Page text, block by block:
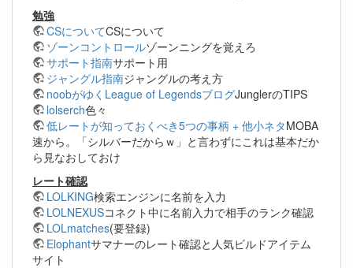
勉強
CSについてCSについて
ゾーンコントロールゾーンニングを覚えろ
サポート指南サポート用
ジャングル指南ジャングルの考え方
noobがゆくLeague of LegendsブログJunglerのTIPS
lolserch色々
低レートが知っておくべき5つの事柄 + 他小ネタMOBA
速から。「シルバーだからｗ」と言わずにこれは基本だか
ら見なおしておけ
レート確認
LOLKING検索エンジンに名前を入力
LOLNEXUSコネクト中に名前入力で相手のランク確認
LOLmatches(要登録)
Elophantサマナーのレート確認と人気ビルドアイテム
サイト